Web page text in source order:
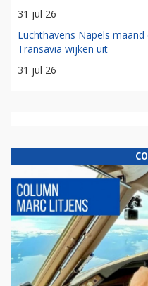
31 jul 26
Luchthavens Napels
Transavia wijken uit
31 jul 26